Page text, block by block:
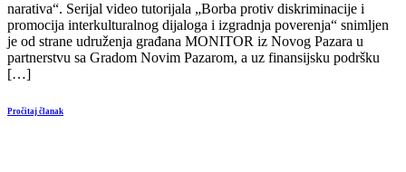
narativa“. Serijal video tutorijala „Borba protiv diskriminacije i
promocija interkulturalnog dijaloga i izgradnja poverenja“ snimljen
je od strane udruženja građana MONITOR iz Novog Pazara u
partnerstvu sa Gradom Novim Pazarom, a uz finansijsku podršku
[…]
Pročitaj članak